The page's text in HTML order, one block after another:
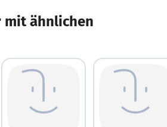
mit ähnlichen